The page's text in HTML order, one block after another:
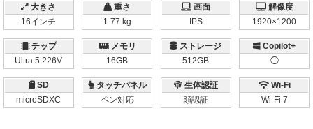
大きさ
16インチ
重さ
1.77 kg
画面
IPS
解像度
1920×1200
チップ
Ultra 5 226V
メモリ
16GB
ストレージ
512GB
Copilot+
◯
SD
microSDXC
タッチパネル
ペン対応
生体認証
顔認証
Wi-Fi
Wi-Fi 7